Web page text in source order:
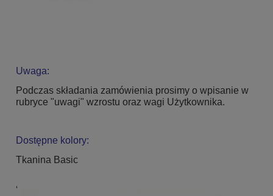
Uwaga:
Podczas składania zamówienia prosimy o wpisanie w
rubryce "uwagi" wzrostu oraz wagi Użytkownika.
Dostępne kolory:
Tkanina Basic